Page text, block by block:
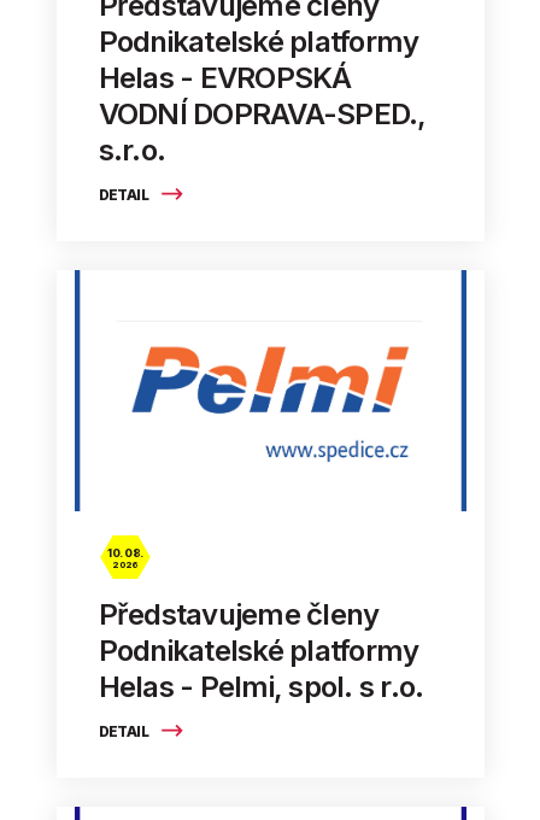
DETAIL
Podnikatelské platformy
Helas - EVROPSKÁ
VODNÍ DOPRAVA-SPED.,
s.r.o.
DETAIL
10. 08.
2026
Představujeme členy
Podnikatelské platformy
Helas - Pelmi, spol. s r.o.